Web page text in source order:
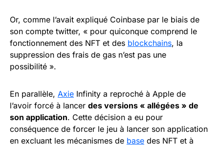
Or, comme l’avait expliqué Coinbase par le biais de
son compte twitter, « pour quiconque comprend le
fonctionnement des NFT et des blockchains, la
suppression des frais de gas n’est pas une
possibilité ».
En parallèle, Axie Infinity a reproché à Apple de
l’avoir forcé à lancer des versions « allégées » de
son application. Cette décision a eu pour
conséquence de forcer le jeu à lancer son application
en excluant les mécanismes de base des NFT et à